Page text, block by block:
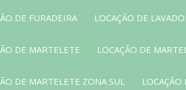
DE FURADEIRA LOCAÇÃO DE
DE MARTELETE LOCAÇÃO DE
DE MARTELETE ZONA SUL